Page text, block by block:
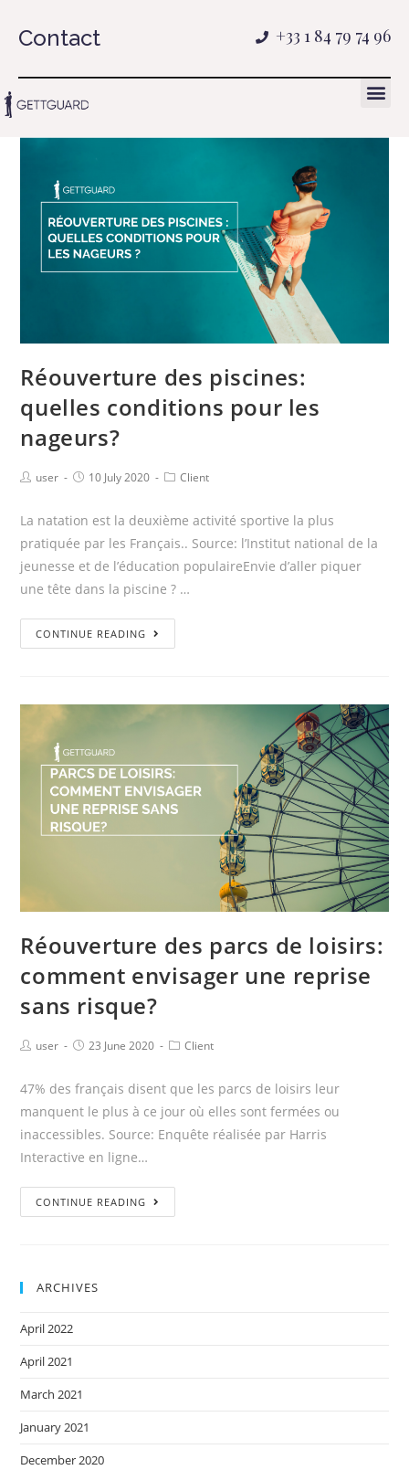
Contact +33 1 84 79 74 96
Réouverture des piscines:
quelles conditions pour les
nageurs?
user 10 July 2020 Client
La natation est la deuxième activité sportive la plus
pratiquée par les Français.. Source: l’Institut national de la
jeunesse et de l’éducation populaireEnvie d’aller piquer
une tête dans la piscine ? …
CONTINUE READING
Réouverture des parcs de loisirs:
comment envisager une reprise
sans risque?
user 23 June 2020 Client
47% des français disent que les parcs de loisirs leur
manquent le plus à ce jour où elles sont fermées ou
inaccessibles. Source: Enquête réalisée par Harris
Interactive en ligne…
CONTINUE READING
ARCHIVES
April 2022
April 2021
March 2021
January 2021
December 2020